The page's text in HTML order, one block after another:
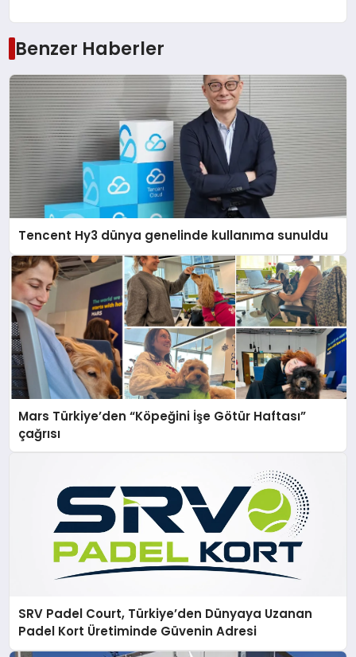
Benzer Haberler
Tencent Hy3 dünya genelinde kullanıma sunuldu
Mars Türkiye’den “Köpeğini İşe Götür Haftası”
çağrısı
SRV Padel Court, Türkiye’den Dünyaya Uzanan
Padel Kort Üretiminde Güvenin Adresi